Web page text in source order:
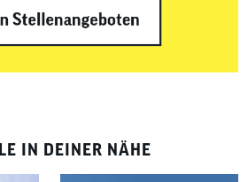
IN DEINER NÄHE